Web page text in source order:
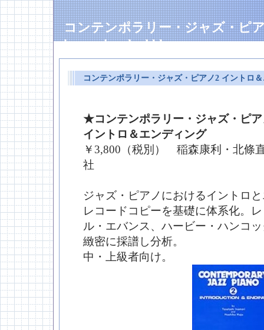
コンテンポラリー・ジャズ・ピ
inamorimethod blog
コンテンポラリー・ジャズ・ピアノ2 イントロ
★コンテンポラリー・ジャズ・ピ
イントロ＆エンディング
￥3,800（税別） 稲森康利・北條
社
ジャズ・ピアノにおけるイントロ
レコードコピーを基礎に体系化。
ル・エバンス、ハービー・ハンコ
緻密に採譜し分析。
中・上級者向け。